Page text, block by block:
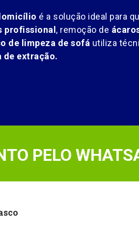
é a solução ideal para
profissional, remoção de
de limpeza de sofá utiliza
de extração.
PELO